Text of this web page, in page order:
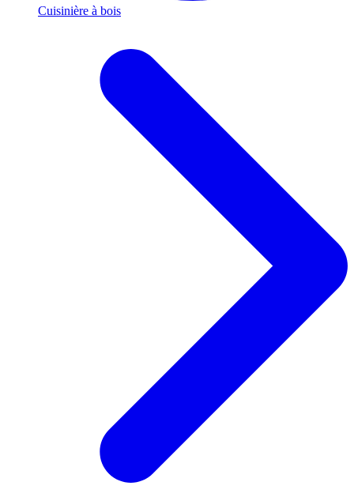
Cuisinière à bois